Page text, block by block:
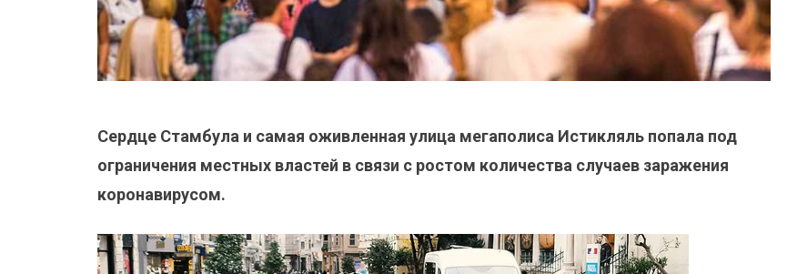
Сердце Стамбула и самая оживленная улица мегаполиса Истикляль попала под
ограничения местных властей в связи с ростом количества случаев заражения
коронавирусом.